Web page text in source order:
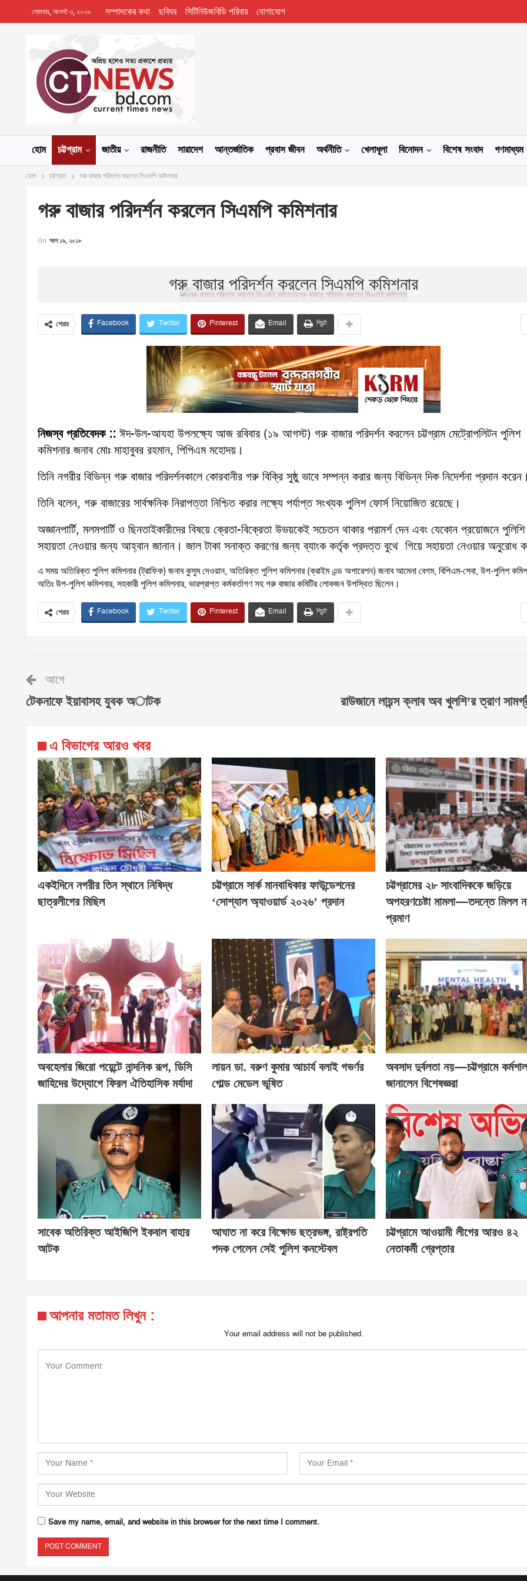
সোমবার, আগস্ট ৩, ২০২৬ সম্পাদকের কথা ছবিঘর সিটিনিউজবিডি পরিবার যোগাযোগ
হোম চট্টগ্রাম জাতীয় রাজনীতি সারাদেশ আন্তর্জাতিক প্রবাস জীবন অর্থনীতি খেলাধূলা বিনোদন বিশেষ সংবাদ গণমাধ্যম
হোম চট্টগ্রাম গরু বাজার পরিদর্শন করলেন সিএমপি কমিশনার
গরু বাজার পরিদর্শন করলেন সিএমপি কমিশনার
On আগ ১৯, ২০১৮
গরু বাজার পরিদর্শন করলেন সিএমপি কমিশনার
শেয়ার Facebook Twitter Pinterest Email প্রিন্ট
নিজস্ব প্রতিবেদক :: ঈদ-উল-আযহা উপলক্ষ্যে আজ রবিবার (১৯ আগস্ট) গরু বাজার পরিদর্শন করলেন চট্টগ্রাম মেট্রোপলিটন পুলিশ
কমিশনার জনাব মোঃ মাহাবুবর রহমান, পিপিএম মহোদয়।
তিনি নগরীর বিভিন্ন গরু বাজার পরিদর্শনকালে কোরবানীর গরু বিক্রি সুষ্ঠু ভাবে সম্পন্ন করার জন্য বিভিন্ন দিক নিদের্শনা প্রদান
তিনি বলেন, গরু বাজারের সার্বক্ষনিক নিরাপত্তা নিশ্চিত করার লক্ষ্যে পর্যাপ্ত সংখ্যক পুলিশ ফোর্স নিয়োজিত রয়েছে।
অজ্ঞানপার্টি, মলমপার্টি ও ছিনতাইকারীদের বিষয়ে ক্রেতা-বিক্রেতা উভয়কেই সচেতন থাকার পরামর্শ দেন এবং যেকোন প্রয়োজনে পুলিশি
সহায়তা নেওয়ার জন্য আহ্বান জানান। জাল টাকা সনাক্ত করণের জন্য ব্যাংক কর্তৃক প্রদত্ত বুথে গিয়ে সহায়তা নেওয়ার অনুরোধ
এ সময় অতিরিক্ত পুলিশ কমিশনার (ট্রাফিক) জনাব কুসুম দেওয়ান, অতিরিক্ত পুলিশ কমিশনার (ক্রাইম এন্ড অপারেশন) জনাব আমেনা বেগম, বিপিএম-সেবা, উপ-পুলিশ
অতিঃ উপ-পুলিশ কমিশনার, সহকারী পুলিশ কমিশনার, ভারপ্রাপ্ত কর্মকর্তাগণ সহ গরু বাজার কমিটির লোকজন উপস্থিত ছিলেন।
শেয়ার Facebook Twitter Pinterest Email প্রিন্ট
আগে
টেকনাফে ইয়াবাসহ যুবক অাটক রাউজানে লায়ন্স ক্লাব অব খুলশি’র ত্রাণ
এ বিভাগের আরও খবর
একইদিনে নগরীর তিন স্থানে নিষিদ্ধ
ছাত্রলীগের মিছিল
চট্টগ্রামে সার্ক মানবাধিকার ফাউন্ডেশনের
‘সোশ্যাল অ্যাওয়ার্ড ২০২৬’ প্রদান
চট্টগ্রামের ২৮ সাংবাদিককে জড়িয়ে
অপহরণচেষ্টা মামলা—তদন্তে মিলল
প্রমাণ
অবহেলার জিরো পয়েন্টে নান্দনিক রূপ, ডিসি
জাহিদের উদ্যোগে ফিরল ঐতিহাসিক মর্যাদা
লায়ন ডা. বরুণ কুমার আচার্য বলাই গভর্ণর
গোল্ড মেডেল ভূষিত
অবসাদ দুর্বলতা নয়—চট্টগ্রামে
জানালেন বিশেষজ্ঞরা
সাবেক অতিরিক্ত আইজিপি ইকবাল বাহার
আটক
আঘাত না করে বিক্ষোভ ছত্রভঙ্গ, রাষ্ট্রপতি
পদক পেলেন সেই পুলিশ কনস্টেবল
চট্টগ্রামে আওয়ামী লীগের আরও ৪২
নেতাকর্মী গ্রেপ্তার
আপনার মতামত লিখুন :
Your email address will not be published.
Save my name, email, and website in this browser for the next time I comment.